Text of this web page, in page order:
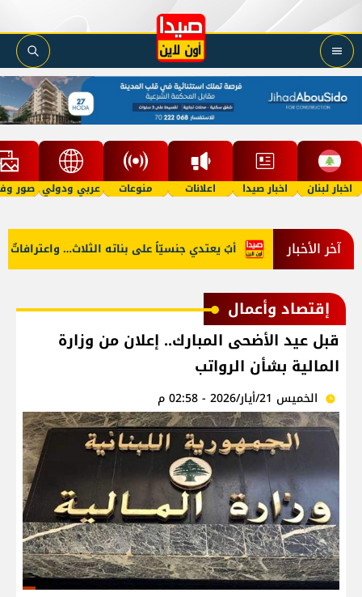
اخبار لبنان اخبار صيدا اعلانات منوعات عربي ودولي صور
آخر الأخبار أبٌ يعتدي جنسيّاً على بناته الثلاث… واعترافاتٌ البنزين؟
إقتصاد وأعمال
قبل عيد الأضحى المبارك.. إعلان من وزارة
المالية بشأن الرواتب
الخميس 21/أيار/2026 - 02:58 م